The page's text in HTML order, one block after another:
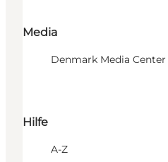
Media
Denmark Media Center
Hilfe
A-Z